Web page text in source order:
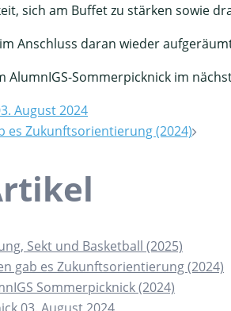
sich am Buffet zu stärken sowie
Anschluss daran wieder
AlumnIGS-Sommerpicknick im
August 2024
es Zukunftsorientierung (2024)
Sekt und Basketball (2025)
gab es Zukunftsorientierung (2024)
Sommerpicknick (2024)